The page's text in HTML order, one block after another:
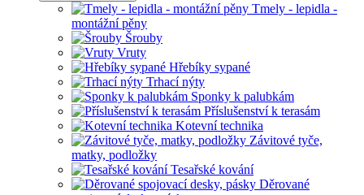
Tmely - lepidla -
montážní pěny
Šrouby
Vruty
Hřebíky sypané
Trhací nýty
Sponky k palubkám
Příslušenství k terasám
Kotevní technika
Závitové tyče,
matky, podložky
Tesařské kování
Děrované